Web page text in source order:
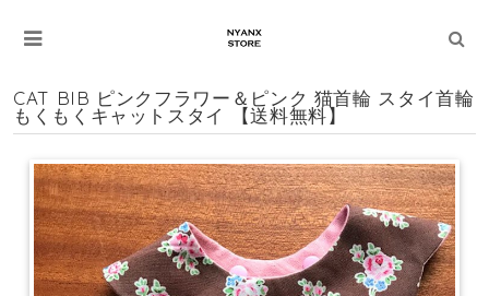
CAT BIB ピンクフラワー＆ピンク 猫首輪 スタイ首輪
もくもくキャットスタイ 【送料無料】